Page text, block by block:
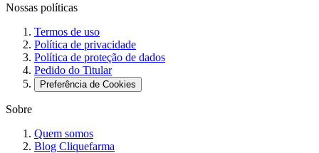
Nossas políticas
Termos de uso
Política de privacidade
Política de proteção de dados
Pedido do Titular
Preferência de Cookies
Sobre
Quem somos
Blog Cliquefarma